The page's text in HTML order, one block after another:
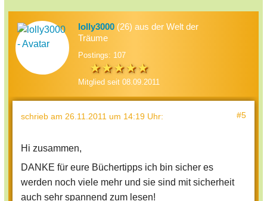
lolly3000 (26) aus der Welt der
Träume
Postings: 107
Mitglied seit 08.09.2011
schrieb am 26.11.2011 um 14:19 Uhr: #5
Hi zusammen,
DANKE für eure Büchertipps ich bin sicher es
werden noch viele mehr und sie sind mit sicherheit
auch sehr spannend zum lesen!